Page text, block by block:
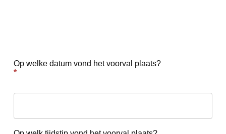
Op welke datum vond het voorval plaats?
*